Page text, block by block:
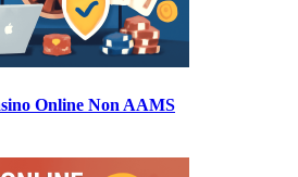
Online Non AAMS